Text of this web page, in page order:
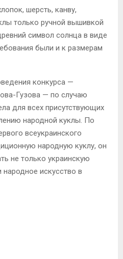
шерсть, канву,
только ручной вышивкой
символ солнца в виде
были и к размерам
конкурса —
Гузова — по случаю
для всех присутствующих
народной куклы. По
всеукраинского
народную куклу, он
не только украинскую
искусство в